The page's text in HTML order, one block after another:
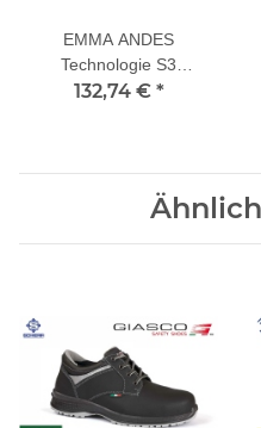
EMMA ANDES
Technologie S3
Sicherheitsschuhe
132,74 € *